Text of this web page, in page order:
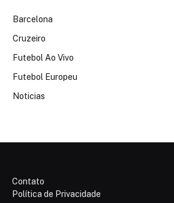
Barcelona
Cruzeiro
Futebol Ao Vivo
Futebol Europeu
Noticias
Contato
Política de Privacidade